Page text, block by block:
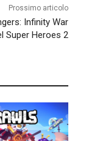
Prossimo articolo
Infinity War
Super Heroes 2